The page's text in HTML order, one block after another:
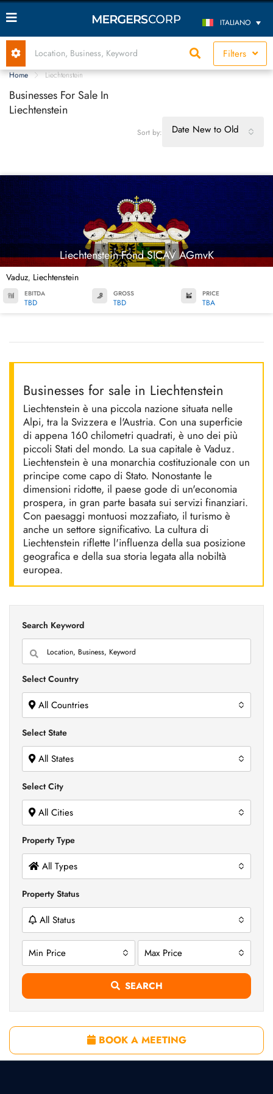
ITALIANO
Filters
Home Liechtenstein
Businesses For Sale In
Liechtenstein
Sort by: Date New to Old
Liechtenstein Fond SICAV AGmvK
Vaduz, Liechtenstein
EBITDA
TBD
GROSS
TBD
PRICE
TBA
Businesses for sale in Liechtenstein
Liechtenstein è una piccola nazione situata nelle
Alpi, tra la Svizzera e l'Austria. Con una superficie
di appena 160 chilometri quadrati, è uno dei più
piccoli Stati del mondo. La sua capitale è Vaduz.
Liechtenstein è una monarchia costituzionale con un
principe come capo di Stato. Nonostante le
dimensioni ridotte, il paese gode di un'economia
prospera, in gran parte basata sui servizi finanziari.
Con paesaggi montuosi mozzafiato, il turismo è
anche un settore significativo. La cultura di
Liechtenstein riflette l'influenza della sua posizione
geografica e della sua storia legata alla nobiltà
europea.
Search Keyword
Select Country
All Countries
Select State
All States
Select City
All Cities
Property Type
All Types
Property Status
All Status
Min Price Max Price
SEARCH
BOOK A MEETING